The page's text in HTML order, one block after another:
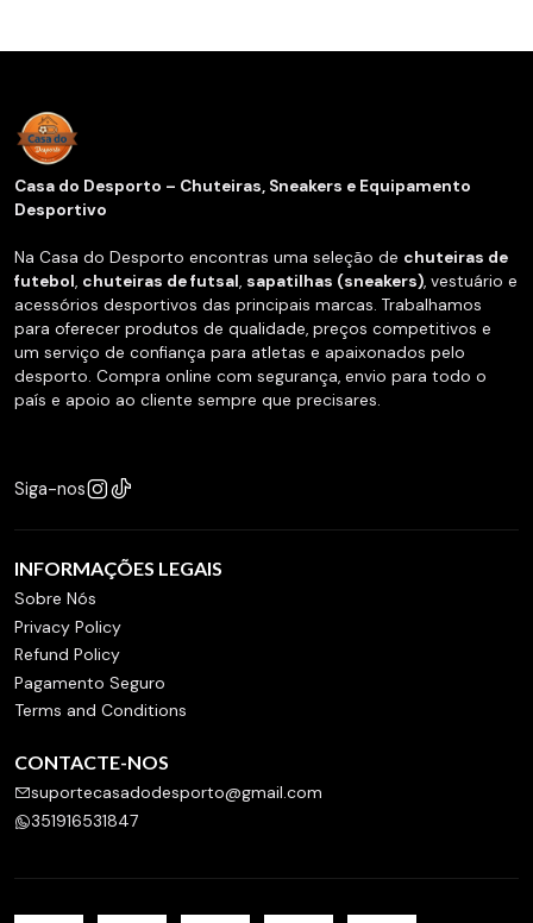
Casa do Desporto – Chuteiras, Sneakers e Equipamento
Desportivo
Na Casa do Desporto encontras uma seleção de chuteiras de
futebol, chuteiras de futsal, sapatilhas (sneakers), vestuário e
acessórios desportivos das principais marcas. Trabalhamos
para oferecer produtos de qualidade, preços competitivos e
um serviço de confiança para atletas e apaixonados pelo
desporto. Compra online com segurança, envio para todo o
país e apoio ao cliente sempre que precisares.
Siga-nos
INFORMAÇÕES LEGAIS
Sobre Nós
Privacy Policy
Refund Policy
Pagamento Seguro
Terms and Conditions
CONTACTE-NOS
suportecasadodesporto@gmail.com
351916531847